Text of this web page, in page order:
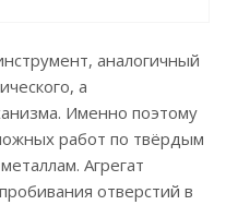
аналогичный
а
Именно поэтому
работ по твёрдым
Агрегат
отверстий в